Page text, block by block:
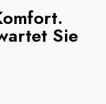
Sie